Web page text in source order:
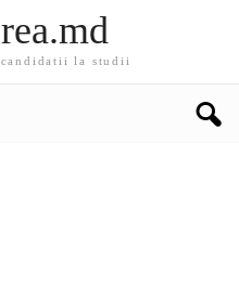
la studii